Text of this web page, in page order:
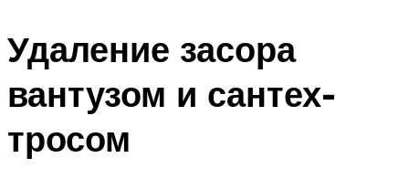
Удаление засора
вантузом и сантех-
тросом